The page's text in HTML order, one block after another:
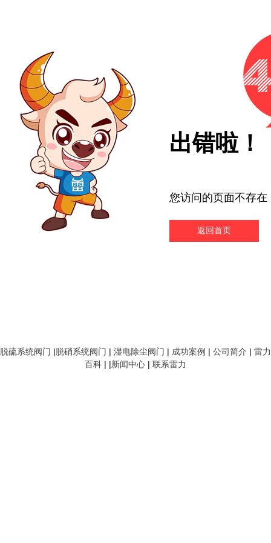
出错啦！
您访问的页面不存在
返回首页
脱硫系统阀门 |脱硝系统阀门 | 湿电除尘阀门 | 成功案例 | 公司简介 | 雷力
百科 | |新闻中心 | 联系雷力